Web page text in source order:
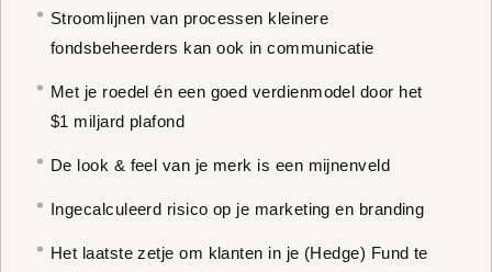
Stroomlijnen van processen kleinere
fondsbeheerders kan ook in communicatie
Met je roedel én een goed verdienmodel door het
$1 miljard plafond
De look & feel van je merk is een mijnenveld
Ingecalculeerd risico op je marketing en branding
Het laatste zetje om klanten in je (Hedge) Fund te